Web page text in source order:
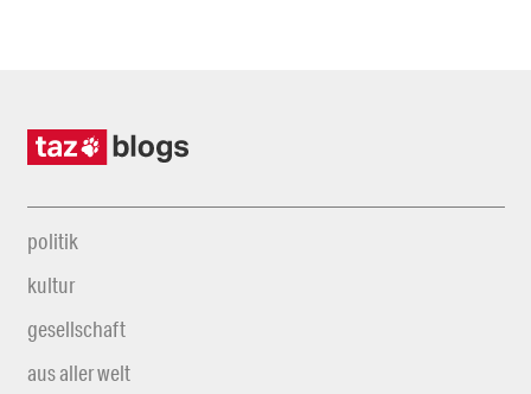
politik
kultur
gesellschaft
aus aller welt